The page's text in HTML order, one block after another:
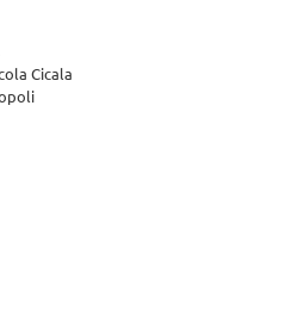
Cicala